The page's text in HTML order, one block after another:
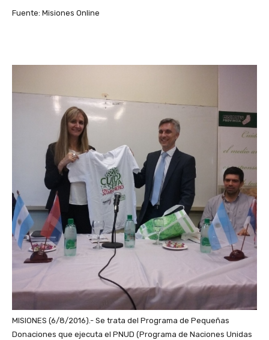
Fuente: Misiones Online
MISIONES (6/8/2016).- Se trata del Programa de Pequeñas
Donaciones que ejecuta el PNUD (Programa de Naciones Unidas